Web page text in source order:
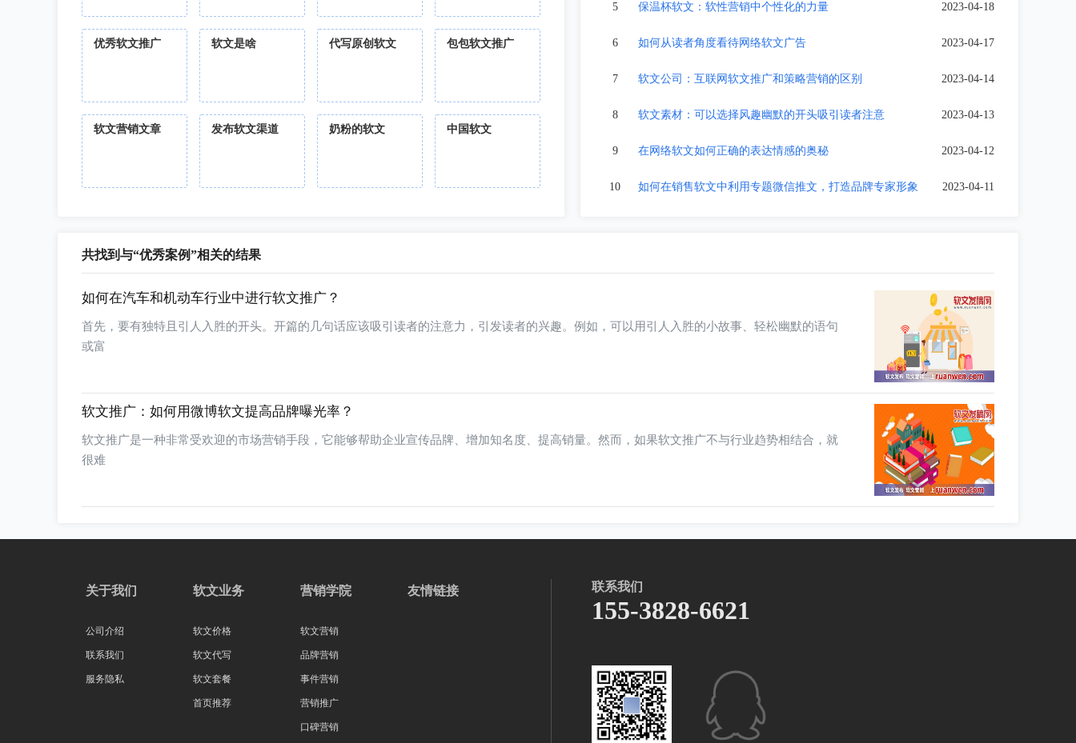
优秀软文推广 软文是啥 代写原创软文 包包软文推广
软文营销文章 发布软文渠道 奶粉的软文 中国软文
5 保温杯软文：软性营销中个性化的力量 2023-04-18
6 如何从读者角度看待网络软文广告 2023-04-17
7 软文公司：互联网软文推广和策略营销的区别 2023-04-14
8 软文素材：可以选择风趣幽默的开头吸引读者注意 2023-04-13
9 在网络软文如何正确的表达情感的奥秘 2023-04-12
10 如何在销售软文中利用专题微信推文，打造品牌专家形象 2023-04-11
共找到与“优秀案例”相关的结果
如何在汽车和机动车行业中进行软文推广？
首先，要有独特且引人入胜的开头。开篇的几句话应该吸引读者的注意力，引发读者的兴趣。例如，可以用引人入胜的小故事、轻松幽默的语句
或富
软文推广：如何用微博软文提高品牌曝光率？
软文推广是一种非常受欢迎的市场营销手段，它能够帮助企业宣传品牌、增加知名度、提高销量。然而，如果软文推广不与行业趋势相结合，就
很难
关于我们
公司介绍
联系我们
服务隐私
软文业务
软文价格
软文代写
软文套餐
首页推荐
营销学院
软文营销
品牌营销
事件营销
营销推广
口碑营销
友情链接 联系我们
155-3828-6621